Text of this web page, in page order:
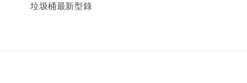
垃圾桶最新型錄